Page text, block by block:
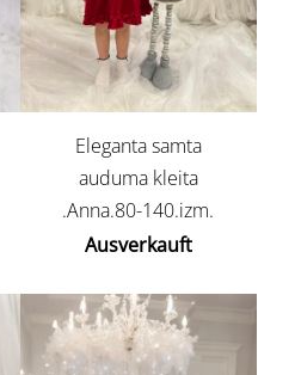
Eleganta samta
auduma kleita
.Anna.80-140.izm.
Ausverkauft